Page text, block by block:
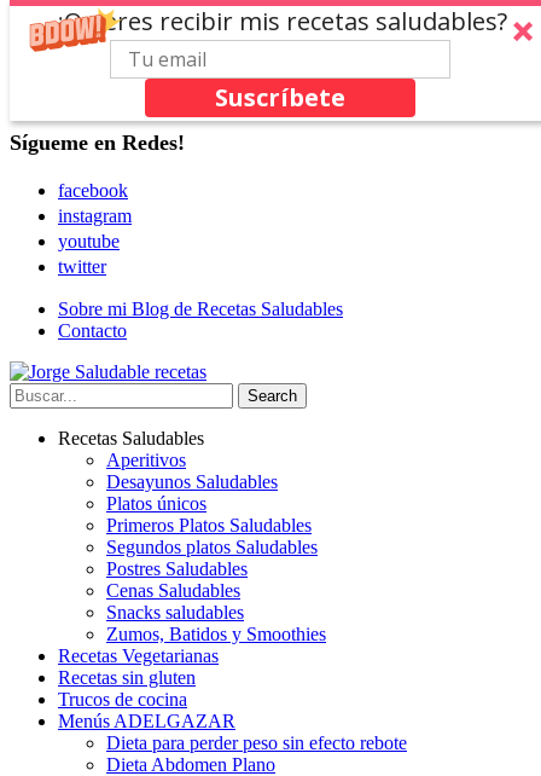
¿Quieres recibir mis recetas saludables?
Suscríbete
Sígueme en Redes!
facebook
instagram
youtube
twitter
Sobre mi Blog de Recetas Saludables
Contacto
Recetas Saludables
Aperitivos
Desayunos Saludables
Platos únicos
Primeros Platos Saludables
Segundos platos Saludables
Postres Saludables
Cenas Saludables
Snacks saludables
Zumos, Batidos y Smoothies
Recetas Vegetarianas
Recetas sin gluten
Trucos de cocina
Menús ADELGAZAR
Dieta para perder peso sin efecto rebote
Dieta Abdomen Plano